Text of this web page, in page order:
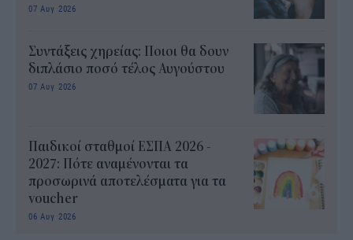
07 Αυγ 2026
Συντάξεις χηρείας: Ποιοι θα δουν
διπλάσιο ποσό τέλος Αυγούστου
07 Αυγ 2026
Παιδικοί σταθμοί ΕΣΠΑ 2026 -
2027: Πότε αναμένονται τα
προσωρινά αποτελέσματα για τα
voucher
06 Αυγ 2026